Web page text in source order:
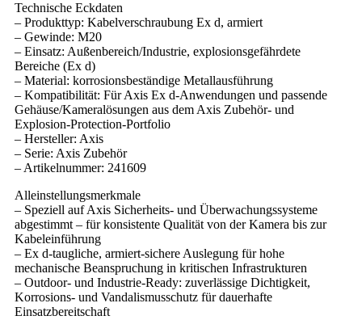
Technische Eckdaten
– Produkttyp: Kabelverschraubung Ex d, armiert
– Gewinde: M20
– Einsatz: Außenbereich/Industrie, explosionsgefährdete
Bereiche (Ex d)
– Material: korrosionsbeständige Metallausführung
– Kompatibilität: Für Axis Ex d-Anwendungen und passende
Gehäuse/Kameralösungen aus dem Axis Zubehör- und
Explosion-Protection-Portfolio
– Hersteller: Axis
– Serie: Axis Zubehör
– Artikelnummer: 241609
Alleinstellungsmerkmale
– Speziell auf Axis Sicherheits- und Überwachungssysteme
abgestimmt – für konsistente Qualität von der Kamera bis zur
Kabeleinführung
– Ex d-taugliche, armiert-sichere Auslegung für hohe
mechanische Beanspruchung in kritischen Infrastrukturen
– Outdoor- und Industrie-Ready: zuverlässige Dichtigkeit,
Korrosions- und Vandalismusschutz für dauerhafte
Einsatzbereitschaft